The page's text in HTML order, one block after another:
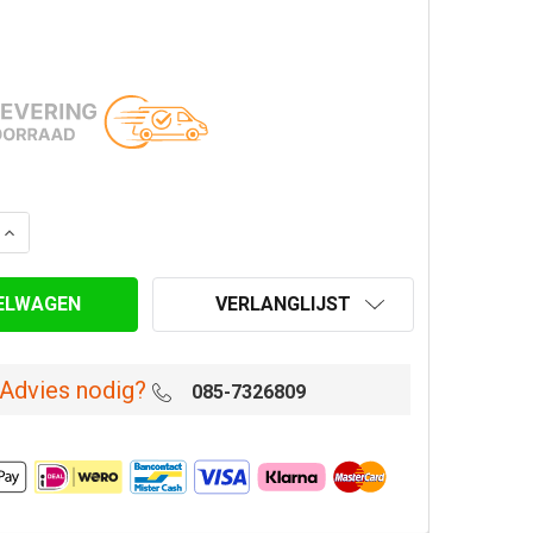
VAN REGENKAP GEGALVANISEERD Ø 170-180 MM
VERHOOG AANTAL VAN REGENKAP GEGALVANISEERD Ø
VERLANGLIJST
Advies nodig? 085-7326809